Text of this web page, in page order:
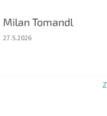
Milan Tomandl
Hodnocení obchodu je 5 z 5
27.5.2026